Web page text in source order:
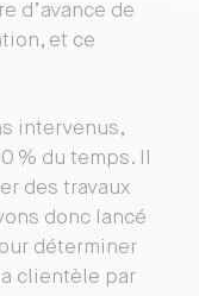
d’avance de
et ce
intervenus,
% du temps. Il
des travaux
donc lancé
déterminer
clientèle par